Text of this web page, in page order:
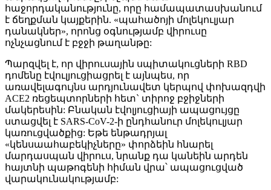
հաջորդականությունը, որը համապատասխանում
է ճեղքման կայքերին. «պահածոյի մոլեկուլյար
դանակներ», որոնց օգնությամբ վիրուսը
ոչնչացնում է բջջի թաղանթը:
Պարզվել է, որ վիրուսային սպիտակուցների RBD
դոմենը էվուլյուցիացրել է այնպես, որ
առավելագույնս արդյունավետ կերպով փոխազդվի
ACE2 ռեցեպտորների հետ` տիրոջ բջիջների
մակերեսին: Բնական էվոլյուցիայի ապացույցը
ստացվել է SARS-CoV-2-ի ընդհանուր մոլեկուլյար
կառուցվածքից: Եթե ենթադրյալ
«կենսաահաբեկիչները» փորձեին հնարել
մարդասպան վիրուս, նրանք դա կանեին արդեն
հայտնի պաթոգենի հիման վրա՝ ապացուցված
վարակունակությամբ: